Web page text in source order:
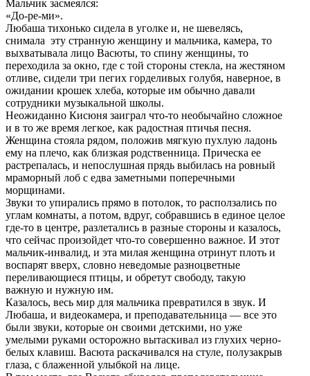
Мальчик засмеялся:
«До-ре-ми».
Любаша тихонько сидела в уголке и, не шевелясь,
снимала эту странную женщину и мальчика, камера, то
выхватывала лицо Васюты, то спину женщины, то
переходила за окно, где с той стороны стекла, на жестяном
отливе, сидели три пегих горделивых голубя, наверное, в
ожидании крошек хлеба, которые им обычно давали
сотрудники музыкальной школы.
Неожиданно Кисюня заиграл что-то необычайно сложное
и в то же время легкое, как радостная птичья песня.
Женщина стояла рядом, положив мягкую пухлую ладонь
ему на плечо, как близкая родственница. Прическа ее
растрепалась, и непослушная прядь выбилась на ровный
мраморный лоб с едва заметными поперечными
морщинами.
Звуки то упирались прямо в потолок, то расползались по
углам комнаты, а потом, вдруг, собравшись в единое целое
где-то в центре, разлетались в разные стороны и казалось,
что сейчас произойдет что-то совершенно важное. И этот
мальчик-инвалид, и эта милая женщина отринут плоть и
воспарят вверх, словно неведомые разноцветные
переливающиеся птицы, и обретут свободу, такую
важную и нужную им.
Казалось, весь мир для мальчика превратился в звук. И
Любаша, и видеокамера, и преподавательница — все это
были звуки, которые он своими детскими, но уже
умелыми руками осторожно вытаскивал из глухих черно-
белых клавиш. Васюта раскачивался на стуле, полузакрыв
глаза, с блаженной улыбкой на лице.